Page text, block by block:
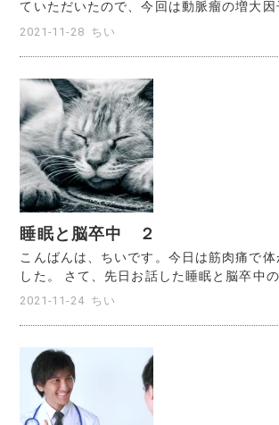
ていただいたので、今回は動脈瘤の増大因
2021-11-28 ちい
睡眠と脳卒中 ２
こんばんは、ちいです。今日は筋肉痛で
した。 さて、先日お話した睡眠と脳卒中の
2021-11-24 ちい